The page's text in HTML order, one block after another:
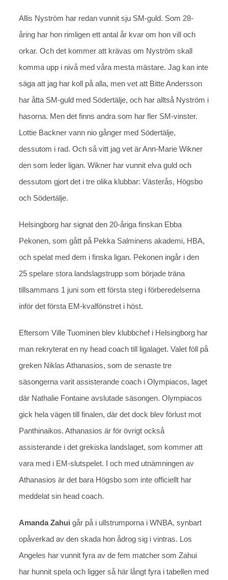
Allis Nyström har redan vunnit sju SM-guld. Som 28-
åring har hon rimligen ett antal år kvar om hon vill och
orkar. Och det kommer att krävas om Nyström skall
komma upp i nivå med våra mesta mästare. Jag kan inte
säga att jag har koll på alla, men vet att Bitte Andersson
har åtta SM-guld med Södertälje, och har alltså Nyström i
hasorna. Men det finns andra som har fler SM-vinster.
Lottie Backner vann nio gånger med Södertälje,
dessutom i rad. Och så vitt jag vet är Ann-Marie Wikner
den som leder ligan. Wikner har vunnit elva guld och
dessutom gjort det i tre olika klubbar: Västerås, Högsbo
och Södertälje.
Helsingborg har signat den 20-åriga finskan Ebba
Pekonen, som gått på Pekka Salminens akademi, HBA,
och spelat med dem i finska ligan. Pekonen ingår i den
25 spelare stora landslagstrupp som började träna
tillsammans 1 juni som ett första steg i förberedelserna
inför det första EM-kvalfönstret i höst.
Eftersom Ville Tuominen blev klubbchef i Helsingborg har
man rekryterat en ny head coach till ligalaget. Valet föll på
greken Niklas Athanasios, som de senaste tre
säsongerna varit assisterande coach i Olympiacos, laget
där Nathalie Fontaine avslutade säsongen. Olympiacos
gick hela vägen till finalen, där det dock blev förlust mot
Panthinaikos. Athanasios är för övrigt också
assisterande i det grekiska landslaget, som kommer att
vara med i EM-slutspelet. I och med utnämningen av
Athanasios är det bara Högsbo som inte officiellt har
meddelat sin head coach.
Amanda Zahui går på i ullstrumporna i WNBA, synbart
opåverkad av den skada hon ådrog sig i vintras. Los
Angeles har vunnit fyra av de fem matcher som Zahui
har hunnit spela och ligger så här långt fyra i tabellen med